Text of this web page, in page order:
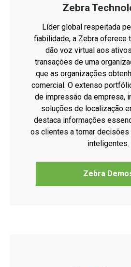
Zebra
Líder global respeitada
fiabilidade, a Zebra oferece
dão voz virtual aos
transações de uma
que as organizações
comercial. O extenso
de impressão da empresa,
soluções de localização
destaca informações
os clientes a tomar
inteligentes.
Zebra